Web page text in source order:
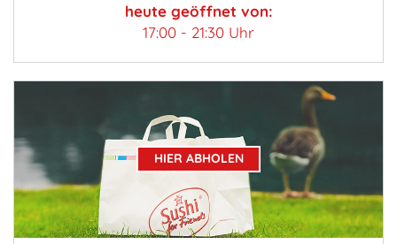
heute geöffnet von:
17:00 - 21:30 Uhr
HIER ABHOLEN